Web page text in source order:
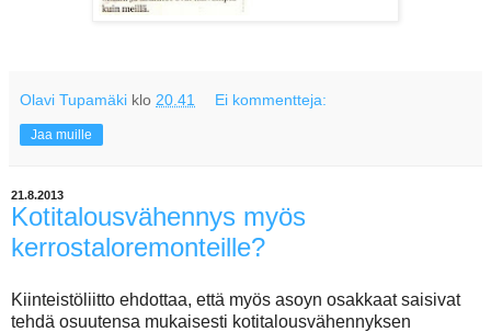
Olavi Tupamäki klo 20.41 Ei kommentteja:
Jaa muille
21.8.2013
Kotitalousvähennys myös
kerrostaloremonteille?
Kiinteistöliitto ehdottaa, että myös asoyn osakkaat saisivat
tehdä osuutensa mukaisesti kotitalousvähennyksen